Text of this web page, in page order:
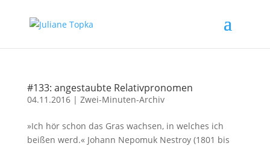
#133: angestaubte Relativpronomen
04.11.2016| Zwei-Minuten-Archiv
»Ich hör schon das Gras wachsen, in welches ich
beißen werd.« Johann Nepomuk Nestroy (1801 bis